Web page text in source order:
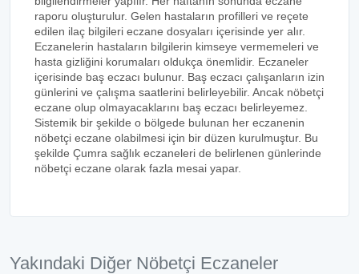
raporu oluşturulur. Gelen hastaların profilleri ve reçete
edilen ilaç bilgileri eczane dosyaları içerisinde yer alır.
Eczanelerin hastaların bilgilerin kimseye vermemeleri ve
hasta gizliğini korumaları oldukça önemlidir. Eczaneler
içerisinde baş eczacı bulunur. Baş eczacı çalışanların izin
günlerini ve çalışma saatlerini belirleyebilir. Ancak nöbetçi
eczane olup olmayacaklarını baş eczacı belirleyemez.
Sistemik bir şekilde o bölgede bulunan her eczanenin
nöbetçi eczane olabilmesi için bir düzen kurulmuştur. Bu
şekilde Çumra sağlık eczaneleri de belirlenen günlerinde
nöbetçi eczane olarak fazla mesai yapar.
Yakındaki Diğer Nöbetçi Eczaneler